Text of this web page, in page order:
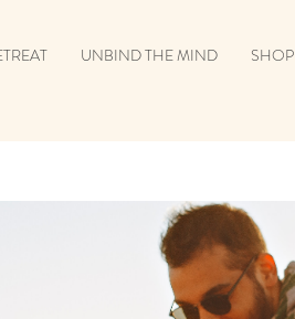
UNBIND THE MIND SHOP